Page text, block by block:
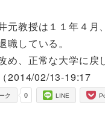
教授は１１年４
している。
、正常な大学に
2014/02/13-19:17
0
ク LINE